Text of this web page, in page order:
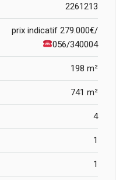
2261213
prix indicatif 279.000€/
056/340004
198 m²
741 m²
4
1
1